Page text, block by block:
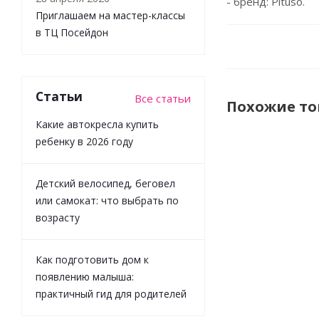
Похожие
Приглашаем на мастер-классы
в ТЦ Посейдон
Статьи Все статьи
Какие автокресла купить
ребенку в 2026 году
Детский велосипед, беговел
или самокат: что выбрать по
возрасту
Как подготовить дом к
появлению малыша:
практичный гид для родителей